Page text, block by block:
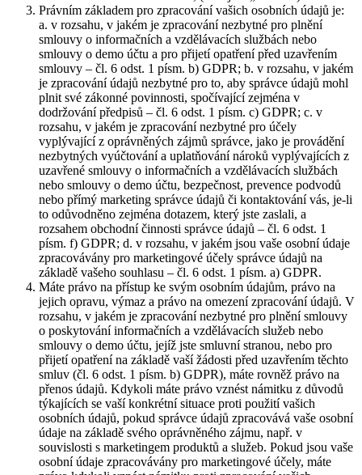
Právním základem pro zpracování vašich osobních údajů je:
a. v rozsahu, v jakém je zpracování nezbytné pro plnění
smlouvy o informačních a vzdělávacích službách nebo
smlouvy o demo účtu a pro přijetí opatření před uzavřením
smlouvy – čl. 6 odst. 1 písm. b) GDPR; b. v rozsahu, v jakém
je zpracování údajů nezbytné pro to, aby správce údajů mohl
plnit své zákonné povinnosti, spočívající zejména v
dodržování předpisů – čl. 6 odst. 1 písm. c) GDPR; c. v
rozsahu, v jakém je zpracování nezbytné pro účely
vyplývající z oprávněných zájmů správce, jako je provádění
nezbytných vyúčtování a uplatňování nároků vyplývajících z
uzavřené smlouvy o informačních a vzdělávacích službách
nebo smlouvy o demo účtu, bezpečnost, prevence podvodů
nebo přímý marketing správce údajů či kontaktování vás, je-li
to odůvodněno zejména dotazem, který jste zaslali, a
rozsahem obchodní činnosti správce údajů – čl. 6 odst. 1
písm. f) GDPR; d. v rozsahu, v jakém jsou vaše osobní údaje
zpracovávány pro marketingové účely správce údajů na
základě vašeho souhlasu – čl. 6 odst. 1 písm. a) GDPR.
Máte právo na přístup ke svým osobním údajům, právo na
jejich opravu, výmaz a právo na omezení zpracování údajů. V
rozsahu, v jakém je zpracování nezbytné pro plnění smlouvy
o poskytování informačních a vzdělávacích služeb nebo
smlouvy o demo účtu, jejíž jste smluvní stranou, nebo pro
přijetí opatření na základě vaší žádosti před uzavřením těchto
smluv (čl. 6 odst. 1 písm. b) GDPR), máte rovněž právo na
přenos údajů. Kdykoli máte právo vznést námitku z důvodů
týkajících se vaší konkrétní situace proti použití vašich
osobních údajů, pokud správce údajů zpracovává vaše osobní
údaje na základě svého oprávněného zájmu, např. v
souvislosti s marketingem produktů a služeb. Pokud jsou vaše
osobní údaje zpracovávány pro marketingové účely, máte